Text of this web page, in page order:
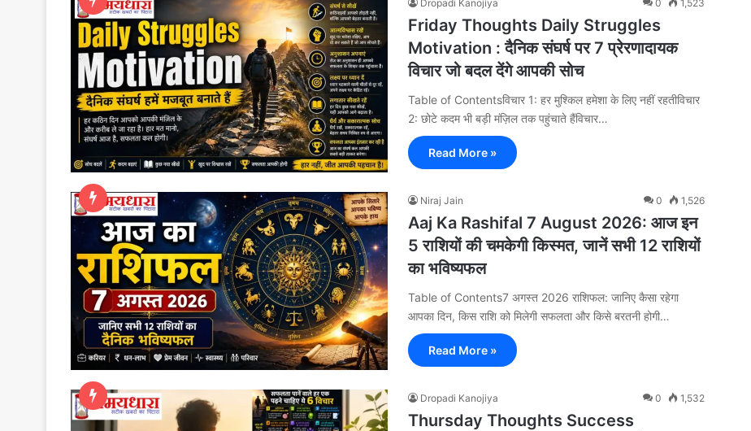
Dropadi Kanojiya 0 1,523
Friday Thoughts Daily Struggles
Motivation : दैनिक संघर्ष पर 7 प्रेरणादायक
विचार जो बदल देंगे आपकी सोच
Table of Contentsविचार 1: हर मुश्किल हमेशा के लिए नहीं रहतीविचार
2: छोटे कदम भी बड़ी मंज़िल तक पहुंचाते हैंविचार…
Read More »
Niraj Jain 0 1,526
Aaj Ka Rashifal 7 August 2026: आज इन
5 राशियों की चमकेगी किस्मत, जानें सभी 12 राशियों
का भविष्यफल
Table of Contents7 अगस्त 2026 राशिफल: जानिए कैसा रहेगा
आपका दिन, किस राशि को मिलेगी सफलता और किसे बरतनी होगी…
Read More »
Dropadi Kanojiya 0 1,532
Thursday Thoughts Success